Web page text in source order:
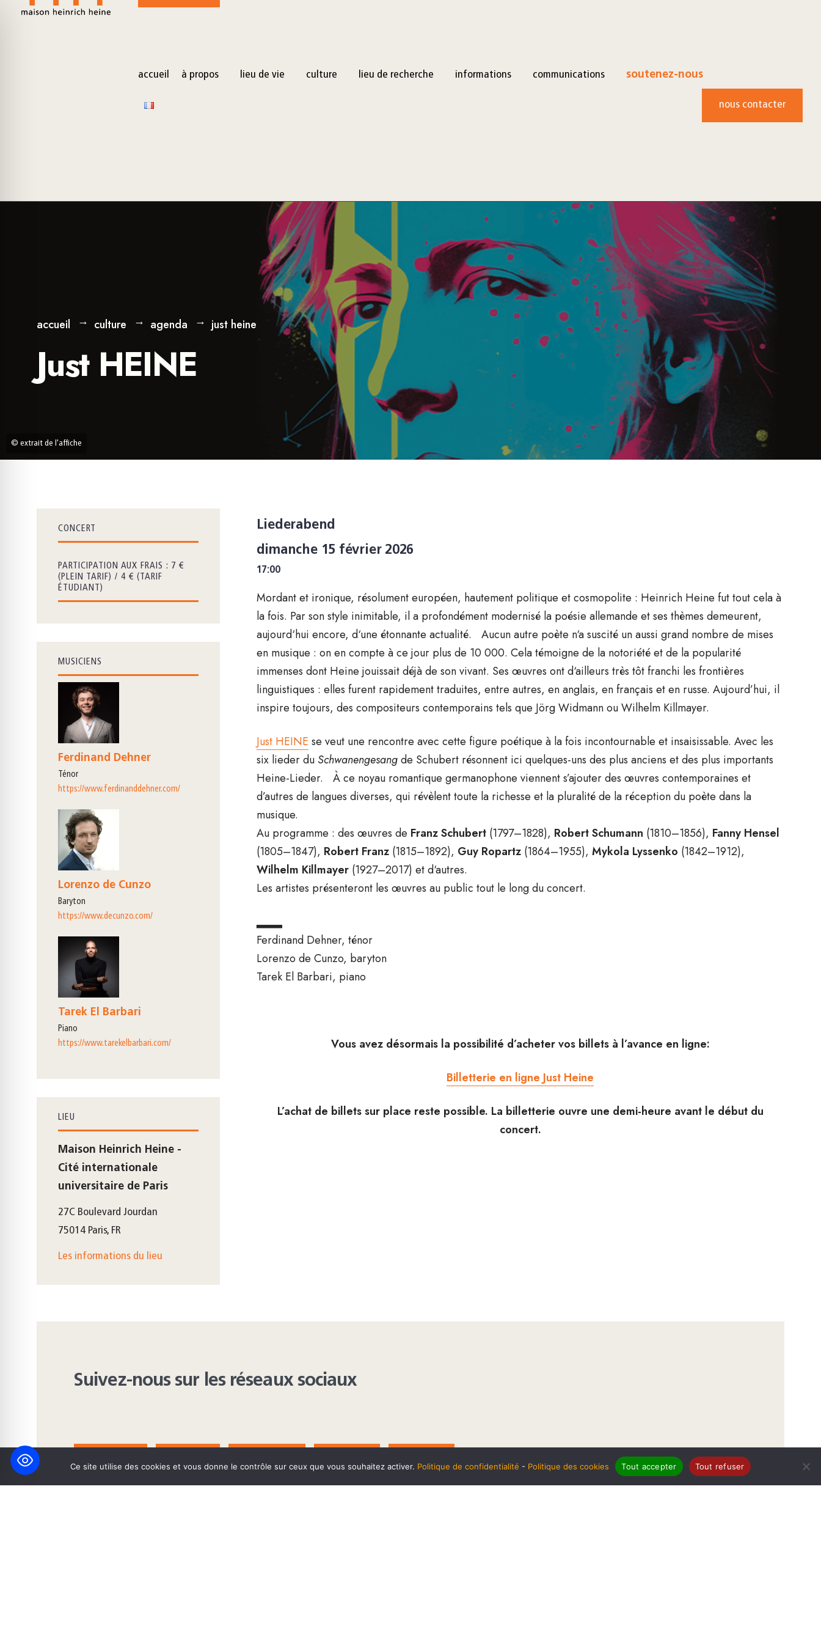
accueil à propos lieu de vie culture lieu de recherche informations communications soutenez-nous
nous contacter
© extrait de l'affiche
accueil culture agenda just heine
Just HEINE
Liederabend
dimanche 15 février 2026
17:00
Mordant et ironique, résolument européen, hautement politique et cosmopolite : Heinrich Heine fut tout cela à
la fois. Par son style inimitable, il a profondément modernisé la poésie allemande et ses thèmes demeurent,
aujourd‘hui encore, d‘une étonnante actualité. Aucun autre poète n‘a suscité un aussi grand nombre de mises
en musique : on en compte à ce jour plus de 10 000. Cela témoigne de la notoriété et de la popularité
immenses dont Heine jouissait déjà de son vivant. Ses œuvres ont d‘ailleurs très tôt franchi les frontières
linguistiques : elles furent rapidement traduites, entre autres, en anglais, en français et en russe. Aujourd’hui, il
inspire toujours, des compositeurs contemporains tels que Jörg Widmann ou Wilhelm Killmayer.
Just HEINE se veut une rencontre avec cette figure poétique à la fois incontournable et insaisissable. Avec les
six lieder du Schwanengesangde Schubert résonnent ici quelques-uns des plus anciens et des plus importants
Heine-Lieder. À ce noyau romantique germanophone viennent s’ajouter des œuvres contemporaines et
d’autres de langues diverses, qui révèlent toute la richesse et la pluralité de la réception du poète dans la
musique.
Au programme : des œuvres de Franz Schubert(1797–1828), Robert Schumann (1810–1856), Fanny Hensel
(1805–1847), Robert Franz(1815–1892), Guy Ropartz(1864–1955), Mykola Lyssenko (1842–1912),
Wilhelm Killmayer (1927–2017) et d‘autres.
Les artistes présenteront les œuvres au public tout le long du concert.
▂▂▂
Ferdinand Dehner, ténor
Lorenzo de Cunzo, baryton
Tarek El Barbari, piano
Vous avez désormais la possibilité d’acheter vos billets à l’avance en ligne:
Billetterie en ligne Just Heine
L’achat de billets sur place reste possible. La billetterie ouvre une demi-heure avant le début du
concert.
CONCERT
PARTICIPATION AUX FRAIS : 7 €
(PLEIN TARIF) / 4 € (TARIF
ÉTUDIANT)
MUSICIENS
Ferdinand Dehner
ténor
https://www.ferdinanddehner.com/
Lorenzo de Cunzo
baryton
https://www.decunzo.com/
Tarek El Barbari
piano
https://www.tarekelbarbari.com/
LIEU
Maison Heinrich Heine -
Cité internationale
universitaire de Paris
27C Boulevard Jourdan
75014 Paris, FR
Les informations du lieu
Suivez-nous sur les réseaux sociaux
Ce site utilise des cookies et vous donne le contrôle sur ceux que vous souhaitez activer. Politique de confidentialité - Politique des cookies Tout accepter Tout refuser